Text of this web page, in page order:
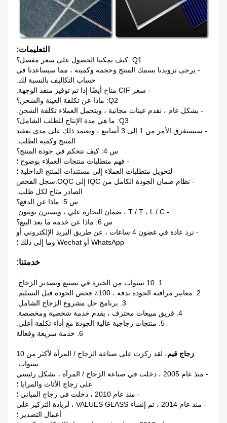
التعليمات:
Q1: كيف يمكننا الحصول على سعر مفصل؟
- يرجى تزويدنا بسمك المنتج وحجمه وكميته ، مما سيساعدنا في
حساب التكاليف بالنسبة لك.
- سعر CIF متاح أيضًا إذا تم توفير منفذ الوجهة.
Q2: ماذا عن تكلفة العينة والشحن؟
- بشكل عام ، نقدم عينات مجانية ، ويتحمل العملاء تكلفة الشحن.
Q3: ما هي مدة الإنتاج للطلب الشامل؟
- سيستغرق الأمر من 1 إلى 3 أسابيع ، ويعتمد ذلك على مدى تعقيد
المنتج وكمية الطلب.
س 4: كيف تتحكم في جودة المنتج؟
- فهم متطلبات منتجات العملاء بوضوح ؛
- لتحويل متطلبات العملاء إلى مستندات المنتج الداخلية ؛
- نظام ضمان الجودة الكامل من IQC إلى OQC.سجل الفحص
الصادر متاح لكل طلب.
س 5: ماذا عن الدفع؟
- T / T ، L / C ، ضمان التجارة علي ، ويسترن يونيون.
س 6: ماذا عن خدمة ما بعد البيع؟
- نرد عادة في غضون 4 ساعات ، عن طريق البريد الإلكتروني أو
WhatsApp أو Wechat وما إلى ذلك ؛
خدمتنا:
1. 10 سنوات من الخبرة في تصنيع وتصدير الزجاج.
2. معايير مراقبة الجودة بدقة ، 100٪ فحص الجودة قبل التسليم.
3. برنامج حل مشروع الزجاج الشامل.
4. فريق مبيعات محترف ، يقدم خدمة شخصية ومخصصة.
5. منتجات زجاجية عالية الجودة مع أداء تكلفة أعلى.
6. خدمة سريعة وفعالة
زجاج قيم
، لقد ركزت على صناعة الزجاج / المرآة لأكثر من 10
سنوات.
- منذ عام 2005 ، دخلت في صناعة الزجاج / المرآة ، بشكل رئيسي
على زجاج الأثاث والمرايا ؛
- منذ عام 2010 ، دخلت في زجاج المباني ؛
- منذ عام 2014 ، تم إنشاء VALUES GLASS ، لزيادة التركيز على
أعمال التصدير ؛